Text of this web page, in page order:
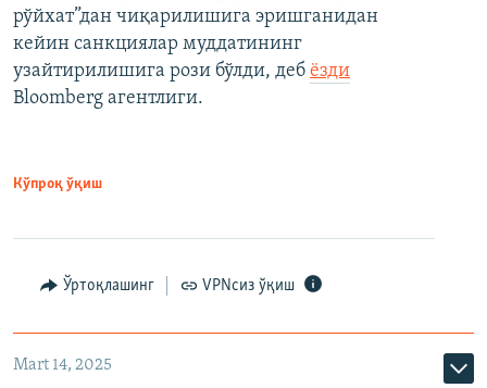
рўйхат”дан чиқарилишига эришганидан
кейин санкциялар муддатининг
узайтирилишига рози бўлди, деб ёзди
Bloomberg агентлиги.
Кўпроқ ўқиш
Ўртоқлашинг VPNсиз ўқиш
Mart 14, 2025